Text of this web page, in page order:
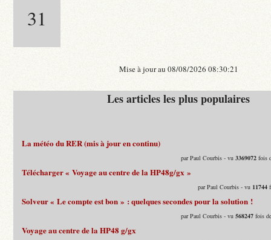
31
Mise à jour au 08/08/2026 08:30:21
Les articles les plus populaires
La météo du RER (mis à jour en continu)
par Paul Courbis - vu3369072 fois
Télécharger « Voyage au centre de la HP48g/gx »
par Paul Courbis - vu 11744
Solveur « Le compte est bon » : quelques secondes pour la solution !
par Paul Courbis - vu568247 fois
Voyage au centre de la HP48 g/gx